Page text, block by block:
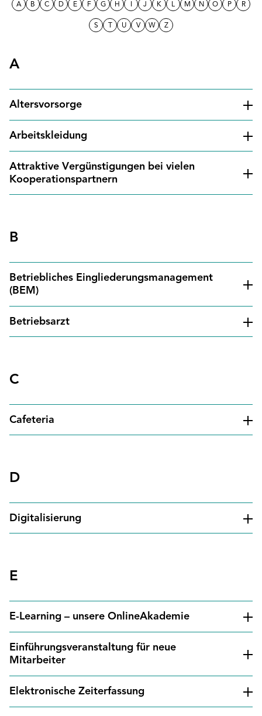
A B C D E F G H J K L M N O P R
S U V W Z
A
Altersvorsorge
Arbeitskleidung
Attraktive Vergünstigungen bei vielen
Kooperationspartnern
B
Betriebliches Eingliederungsmanagement
(BEM)
Betriebsarzt
C
Cafeteria
D
Digitalisierung
E
E-Learning – unsere OnlineAkademie
Einführungsveranstaltung für neue
Mitarbeiter
Elektronische Zeiterfassung